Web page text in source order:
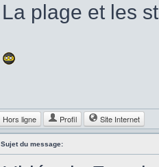
La plage et les
Hors ligne Profil Site Internet
Sujet du message: